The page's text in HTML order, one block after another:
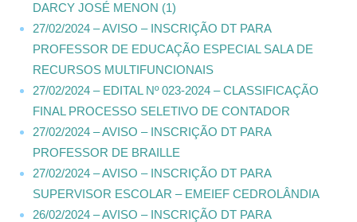
DARCY JOSÉ MENON (1)
27/02/2024 – AVISO – INSCRIÇÃO DT PARA
PROFESSOR DE EDUCAÇÃO ESPECIAL SALA DE
RECURSOS MULTIFUNCIONAIS
27/02/2024 – EDITAL Nº 023-2024 – CLASSIFICAÇÃO
FINAL PROCESSO SELETIVO DE CONTADOR
27/02/2024 – AVISO – INSCRIÇÃO DT PARA
PROFESSOR DE BRAILLE
27/02/2024 – AVISO – INSCRIÇÃO DT PARA
SUPERVISOR ESCOLAR – EMEIEF CEDROLÂNDIA
26/02/2024 – AVISO – INSCRIÇÃO DT PARA